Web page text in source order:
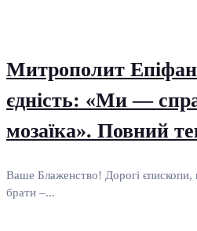
Митрополит
єдність: «Ми —
мозаїка». Повний
Ваше Блаженство! Дорогі єпископи,
брати –...